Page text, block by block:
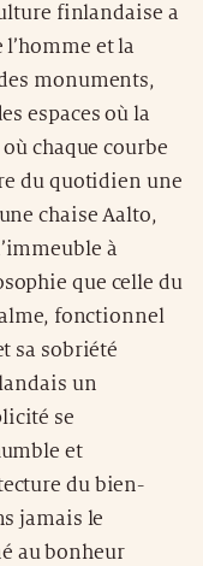
finlandaise a
et la
monuments,
espaces où la
chaque courbe
du quotidien une
chaise Aalto,
à
que celle du
fonctionnel
sa sobriété
un
se
et
du bien-
jamais le
au bonheur